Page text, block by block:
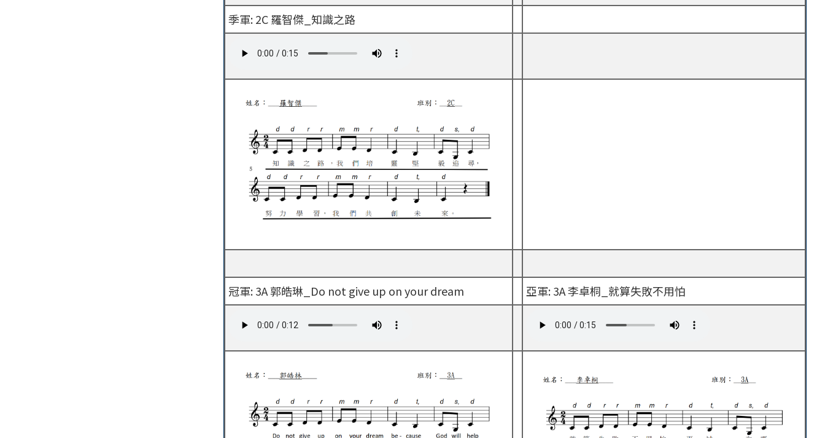
季軍: 2C 羅智傑_知識之路
冠軍: 3A 郭皓琳_Do not give up on your dream 亞軍: 3A 李卓桐_就算失敗不用怕